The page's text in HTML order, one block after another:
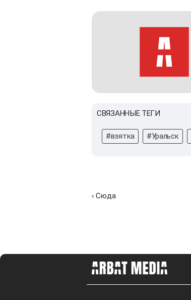
СВЯЗАННЫЕ ТЕГИ
#взятка #Уральск
‹ Сюда